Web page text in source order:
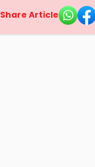
Share Article